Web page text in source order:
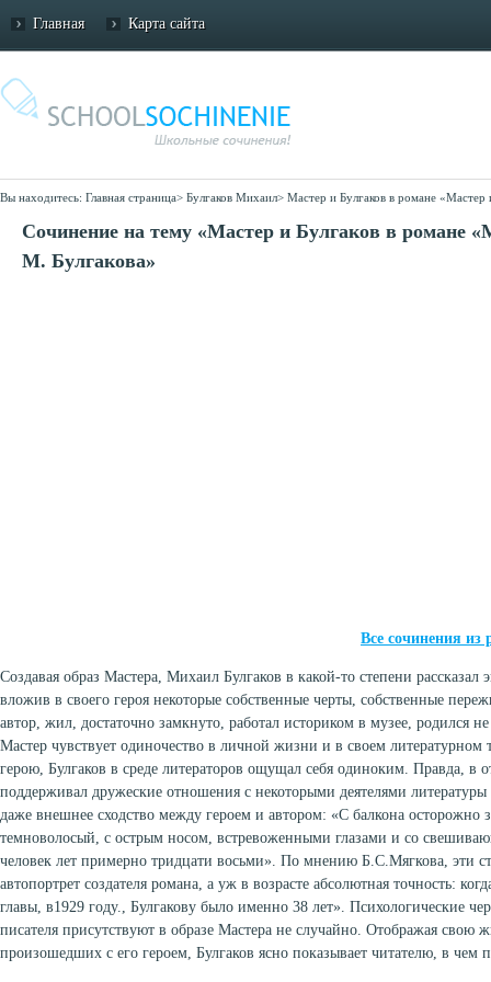
Главная Карта сайта
Вы находитесь: Главная страница> Булгаков Михаил> Мастер и Булгаков в романе
Сочинение на тему «Мастер и Булгаков в романе
М. Булгакова»
Все сочинения
Создавая образ Мастера, Михаил Булгаков в какой-то степени
вложив в своего героя некоторые собственные черты, собственные
автор, жил, достаточно замкнуто, работал историком в музее, родился
Мастер чувствует одиночество в личной жизни и в своем литературном
герою, Булгаков в среде литераторов ощущал себя одиноким. Правда, в
поддерживал дружеские отношения с некоторыми деятелями литературы
даже внешнее сходство между героем и автором: «С балкона осторожно
темноволосый, с острым носом, встревоженными глазами и со
человек лет примерно тридцати восьми». По мнению Б.С.Мягкова, эти
автопортрет создателя романа, а уж в возрасте абсолютная точность:
главы, в1929 году., Булгакову было именно 38 лет». Психологические
писателя присутствуют в образе Мастера не случайно. Отображая свою
произошедших с его героем, Булгаков ясно показывает читателю, в чем